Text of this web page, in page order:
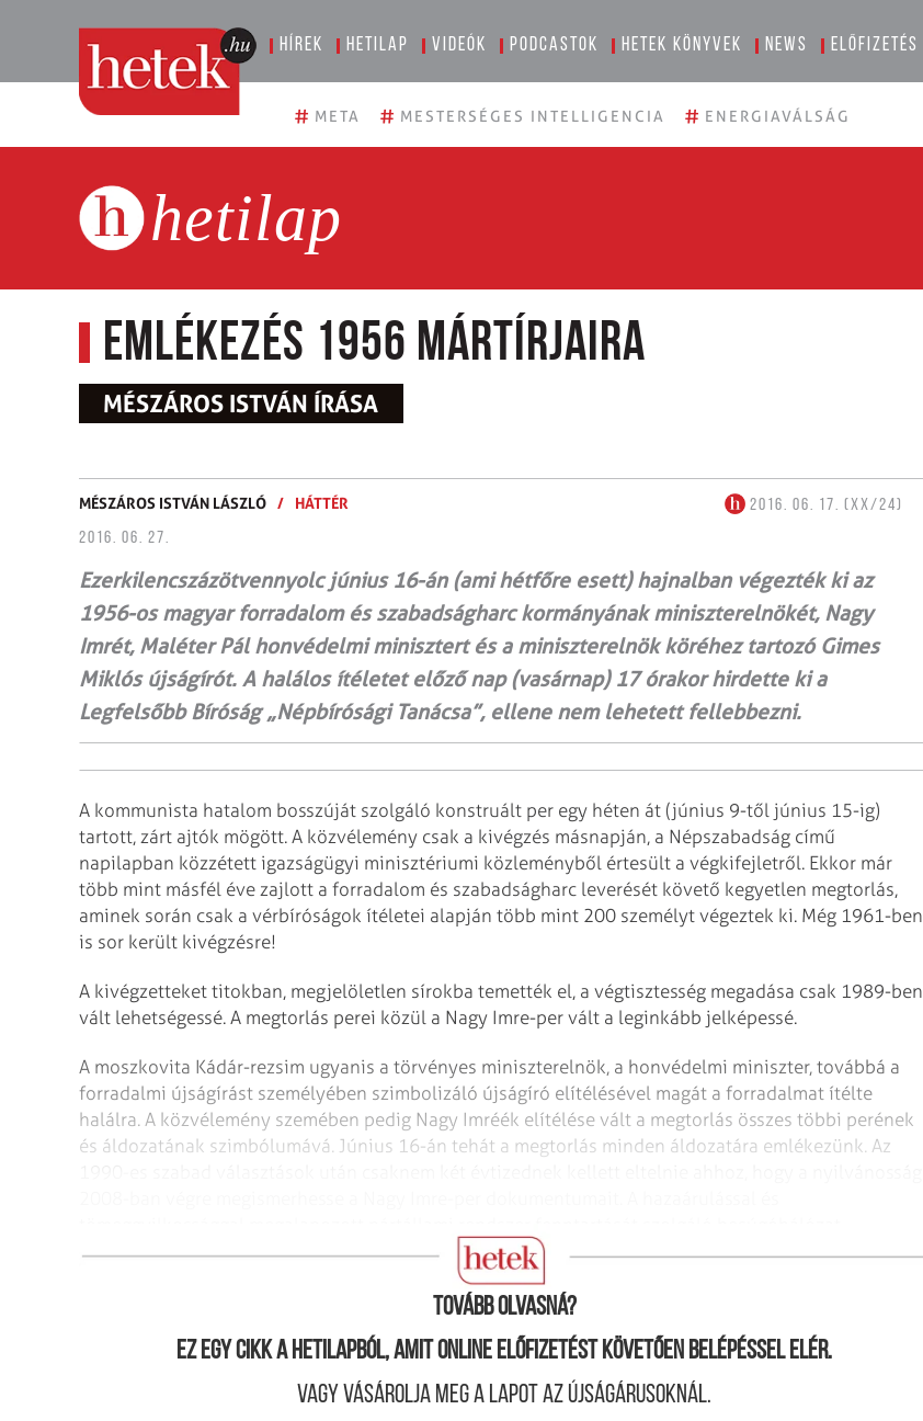
Hírek Hetilap Videók Podcastok Hetek könyvek News Előfizetés
# META # MESTERSÉGES INTELLIGENCIA # ENERGIAVÁLSÁG
hetilap
Emlékezés 1956 mártírjaira
MÉSZÁROS ISTVÁN ÍRÁSA
MÉSZÁROS ISTVÁN LÁSZLÓ / HÁTTÉR
2016. 06. 17. (XX/24)
2016. 06. 27.
Ezerkilencszázötvennyolc június 16-án (ami hétfőre esett) hajnalban végezték ki az
1956-os magyar forradalom és szabadságharc kormányának miniszterelnökét, Nagy
Imrét, Maléter Pál honvédelmi minisztert és a miniszterelnök köréhez tartozó Gimes
Miklós újságírót. A halálos ítéletet előző nap (vasárnap) 17 órakor hirdette ki a
Legfelsőbb Bíróság „Népbírósági Tanácsa”, ellene nem lehetett fellebbezni.
A kommunista hatalom bosszúját szolgáló konstruált per egy héten át (június 9-től június 15-ig)
tartott, zárt ajtók mögött. A közvélemény csak a kivégzés másnapján, a Népszabadság című
napilapban közzétett igazságügyi minisztériumi közleményből értesült a végkifejletről. Ekkor már
több mint másfél éve zajlott a forradalom és szabadságharc leverését követő kegyetlen megtorlás,
aminek során csak a vérbíróságok ítéletei alapján több mint 200 személyt végeztek ki. Még 1961-ben
is sor került kivégzésre!
A kivégzetteket titokban, megjelöletlen sírokba temették el, a végtisztesség megadása csak 1989-ben
vált lehetségessé. A megtorlás perei közül a Nagy Imre-per vált a leginkább jelképessé.
A moszkovita Kádár-rezsim ugyanis a törvényes miniszterelnök, a honvédelmi miniszter, továbbá a
forradalmi újságírást személyében szimbolizáló újságíró elítélésével magát a forradalmat ítélte
halálra. A közvélemény szemében pedig Nagy Imréék elítélése vált a megtorlás összes többi perének
és áldozatának szimbólumává. Június 16-án tehát a megtorlás minden áldozatára emlékezünk. Az
ügynökeinek névsorát viszont még ma sem ismerhetjük meg, és ez szégyen! (MIL)
Tovább olvasná?
Ez egy cikk a hetilapból, amit online előfizetést követően belépéssel elér.
Vagy vásárolja meg a lapot az újságárusoknál.